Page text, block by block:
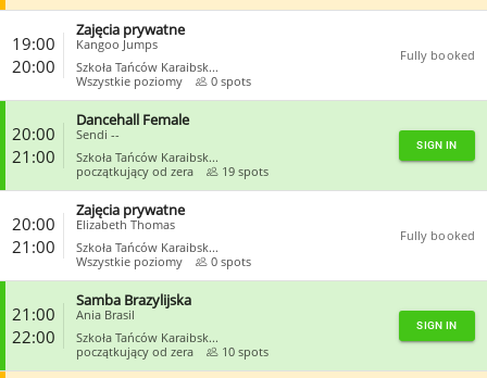
19:00
20:00
Zajęcia prywatne
Kangoo Jumps
Szkoła Tańców Karaibsk...
Wszystkie poziomy
0 spots
Fully booked
20:00
21:00
Dancehall Female
Sendi --
Szkoła Tańców Karaibsk...
początkujący od zera
19 spots
SIGN IN
20:00
21:00
Zajęcia prywatne
Elizabeth Thomas
Szkoła Tańców Karaibsk...
Wszystkie poziomy
0 spots
Fully booked
21:00
22:00
Samba Brazylijska
Ania Brasil
Szkoła Tańców Karaibsk...
początkujący od zera
10 spots
SIGN IN